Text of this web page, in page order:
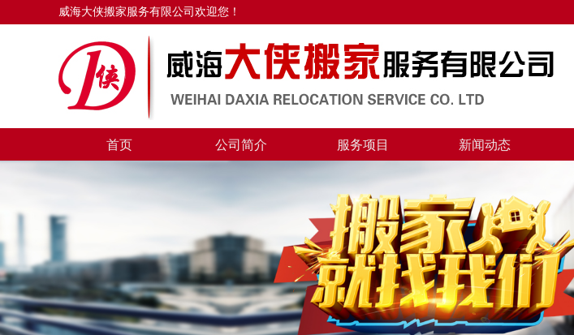
威海大侠搬家服务有限公司欢迎您！
首页 公司简介 服务项目 新闻动态